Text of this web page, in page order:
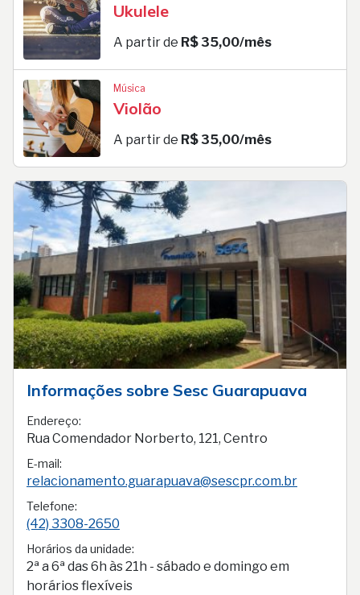
Ukulele
A partir de R$ 35,00/mês
Música
Violão
A partir de R$ 35,00/mês
Informações sobre Sesc Guarapuava
Endereço:
Rua Comendador Norberto, 121, Centro
E-mail:
relacionamento.guarapuava@sescpr.com.br
Telefone:
(42) 3308-2650
Horários da unidade:
2ª a 6ª das 6h às 21h - sábado e domingo em
horários flexíveis